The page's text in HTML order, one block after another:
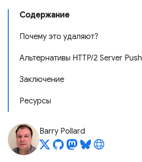
Содержание
Почему это удаляют?
Альтернативы HTTP/2 Server Push
Заключение
Ресурсы
Barry Pollard